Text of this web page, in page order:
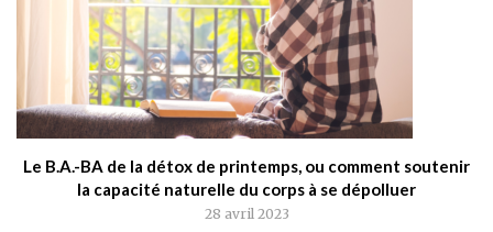
Le B.A.-BA de la détox de printemps, ou comment soutenir
la capacité naturelle du corps à se dépolluer
28 avril 2023